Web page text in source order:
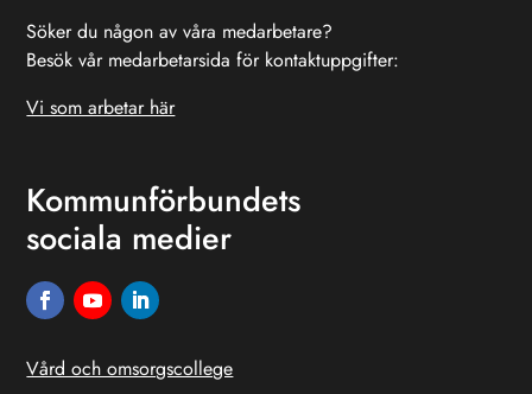
Söker du någon av våra medarbetare?
Besök vår medarbetarsida för kontaktuppgifter:
Vi som arbetar här
Kommunförbundets
sociala medier
Vård och omsorgscollege